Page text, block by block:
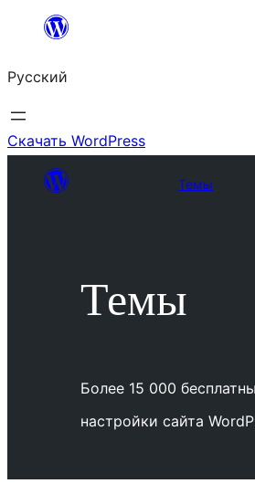
Перейти
содержимому
Русский
Скачать WordPress
Темы
Темы
Более 15 000
настройки сайта